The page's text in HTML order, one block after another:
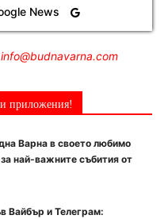
News
info@budnavarna.com
приложения!
Варна в своето любимо
най-важните събития от
Вайбър и Телеграм: